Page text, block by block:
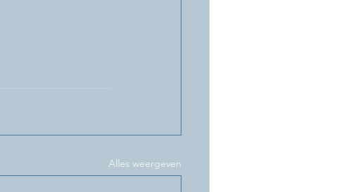
Alles weergeven